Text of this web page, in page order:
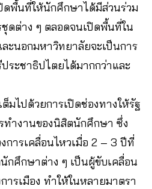
ดพื้นที่ให้นักศึกษาได้มีส่วนร่วม
ดต่าง ๆ ตลอดจนเปิดพื้นที่ใน
ละนอกมหาวิทยาลัยจะเป็นการ
ประชาธิปไตยได้มากกว่าและ
ต็มไปด้วยการเปิดช่องทางให้รัฐ
ทำงานของนิสิตนักศึกษา ซึ่ง
การเคลื่อนไหวเมื่อ 2 – 3 ปีที่
กศึกษาต่าง ๆ เป็นผู้ขับเคลื่อน
ารเมือง ทำให้ในหลายมาตรา